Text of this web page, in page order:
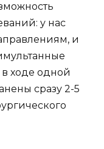
у нас
и
в ходе одной
сразу 2-5